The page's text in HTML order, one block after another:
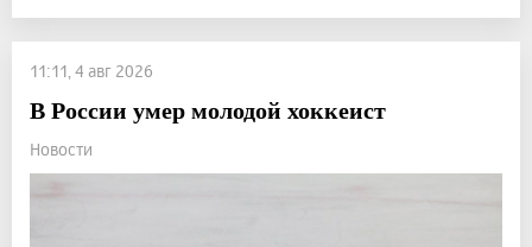
11:11, 4 авг 2026
В России умер молодой хоккеист
Новости